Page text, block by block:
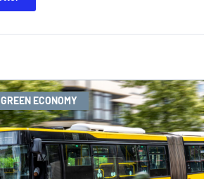
GREEN ECONOMY